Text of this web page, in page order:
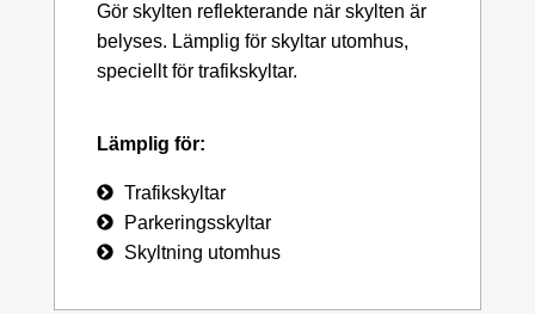
Gör skylten reflekterande när skylten är
belyses. Lämplig för skyltar utomhus,
speciellt för trafikskyltar.
Lämplig för:
Trafikskyltar
Parkeringsskyltar
Skyltning utomhus